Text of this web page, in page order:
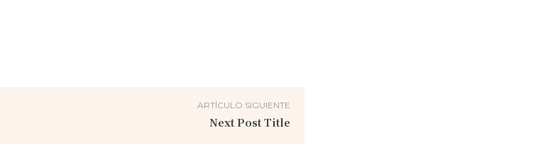
ARTÍCULO SIGUIENTE
Next Post Title